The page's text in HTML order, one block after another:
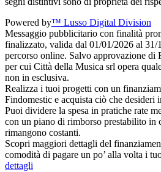
Powered by™ Lusso Digital Division
Messaggio pubblicitario con finalità
finalizzato, valida dal 01/01/2026 al
percorso online. Salvo approvazione di
per cui Città della Musica srl opera
non in esclusiva.
Realizza i tuoi progetti con un
Findomestic e acquista ciò che desideri
Puoi dividere la spesa in pratiche rate
con un piano di rimborso prestabilito in
rimangono costanti.
Scopri maggiori dettagli del
comodità di pagare un po’ alla volta i
dettagli